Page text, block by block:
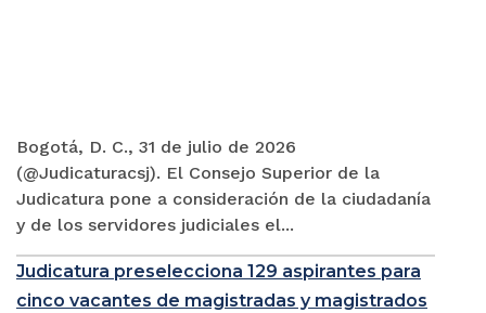
Bogotá, D. C., 31 de julio de 2026
(@Judicaturacsj). El Consejo Superior de la
Judicatura pone a consideración de la ciudadanía
y de los servidores judiciales el...
Judicatura preselecciona 129 aspirantes para
cinco vacantes de magistradas y magistrados